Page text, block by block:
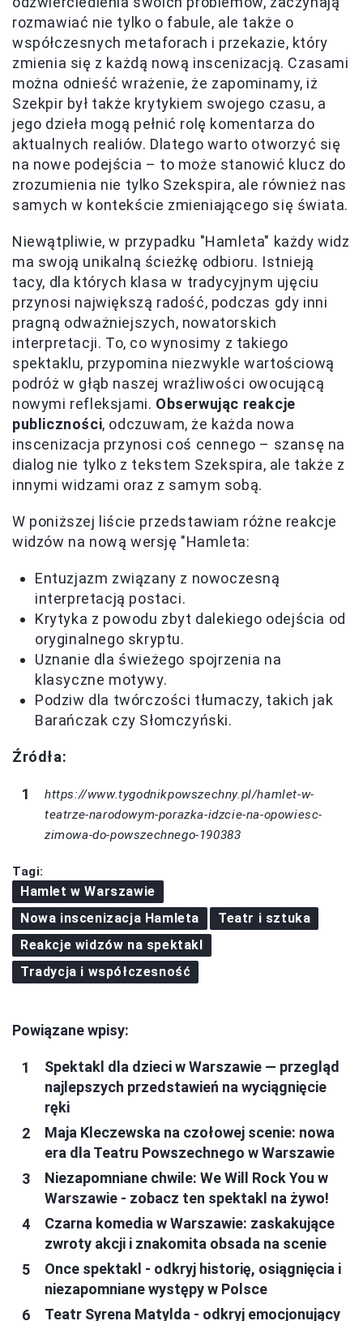
rozmawiać nie tylko o fabule, ale także o
współczesnych metaforach i przekazie, który
zmienia się z każdą nową inscenizacją. Czasami
można odnieść wrażenie, że zapominamy, iż
Szekpir był także krytykiem swojego czasu, a
jego dzieła mogą pełnić rolę komentarza do
aktualnych realiów. Dlatego warto otworzyć się
na nowe podejścia – to może stanowić klucz do
zrozumienia nie tylko Szekspira, ale również nas
samych w kontekście zmieniającego się świata.
Niewątpliwie, w przypadku "Hamleta" każdy widz
ma swoją unikalną ścieżkę odbioru. Istnieją
tacy, dla których klasa w tradycyjnym ujęciu
przynosi największą radość, podczas gdy inni
pragną odważniejszych, nowatorskich
interpretacji. To, co wynosimy z takiego
spektaklu, przypomina niezwykle wartościową
podróż w głąb naszej wrażliwości owocującą
nowymi refleksjami. Obserwując reakcje
publiczności, odczuwam, że każda nowa
inscenizacja przynosi coś cennego – szansę na
dialog nie tylko z tekstem Szekspira, ale także z
innymi widzami oraz z samym sobą.
W poniższej liście przedstawiam różne reakcje
widzów na nową wersję "Hamleta:
Entuzjazm związany z nowoczesną
interpretacją postaci.
Krytyka z powodu zbyt dalekiego odejścia od
oryginalnego skryptu.
Uznanie dla świeżego spojrzenia na
klasyczne motywy.
Podziw dla twórczości tłumaczy, takich jak
Barańczak czy Słomczyński.
Źródła:
https://www.tygodnikpowszechny.pl/hamlet-w-
teatrze-narodowym-porazka-idzcie-na-opowiesc-
zimowa-do-powszechnego-190383
Tagi:
Hamlet w Warszawie
Nowa inscenizacja Hamleta
Teatr i sztuka
Reakcje widzów na spektakl
Tradycja i współczesność
Powiązane wpisy:
Spektakl dla dzieci w Warszawie — przegląd
najlepszych przedstawień na wyciągnięcie
ręki
Maja Kleczewska na czołowej scenie: nowa
era dla Teatru Powszechnego w Warszawie
Niezapomniane chwile: We Will Rock You w
Warszawie - zobacz ten spektakl na żywo!
Czarna komedia w Warszawie: zaskakujące
zwroty akcji i znakomita obsada na scenie
Once spektakl - odkryj historię, osiągnięcia i
niezapomniane występy w Polsce
Teatr Syrena Matylda - odkryj emocjonujący